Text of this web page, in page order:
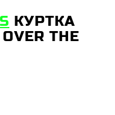
КУРТКА
THE